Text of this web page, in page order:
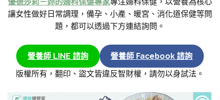
優德莎莉－妳的婦科保健專家專注婦科保健，以營養為核心
讓女性做好日常調理，備孕、小產、暖宮、消化道保健等問
題，都可以透過下方連結詢問。
營養師 LINE 諮詢
營養師 Facebook 諮詢
版權所有，翻印、盜文皆違反智財權，請勿以身試法。